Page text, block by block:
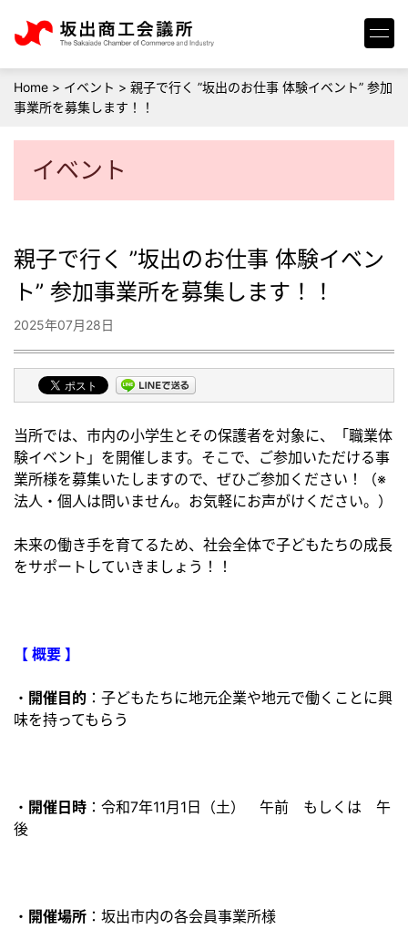
Home > イベント > 親子で行く ”坂出のお仕事 体験イベント” 参加
事業所を募集します！！
イベント
親子で行く ”坂出のお仕事 体験イベン
ト” 参加事業所を募集します！！
2025年07月28日
当所では、市内の小学生とその保護者を対象に、「職業体
験イベント」を開催します。そこで、ご参加いただける事
業所様を募集いたしますので、ぜひご参加ください！（※
法人・個人は問いません。お気軽にお声がけください。）
未来の働き手を育てるため、社会全体で子どもたちの成長
をサポートしていきましょう！！
【 概要 】
・ 開催目的 ：子どもたちに地元企業や地元で働くことに興
味を持ってもらう
・ 開催日時 ：令和7年11月1日（土） 午前 もしくは 午
後
・ 開催場所 ：坂出市内の各会員事業所様